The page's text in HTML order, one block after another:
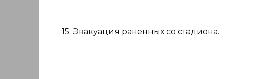
15. Эвакуация раненных со стадиона.